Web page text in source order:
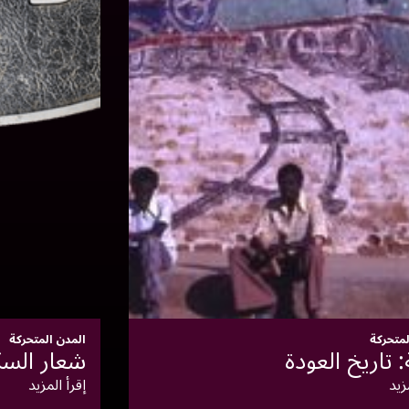
العودة المدن المتحركة
شعار
إقرأ المزيد